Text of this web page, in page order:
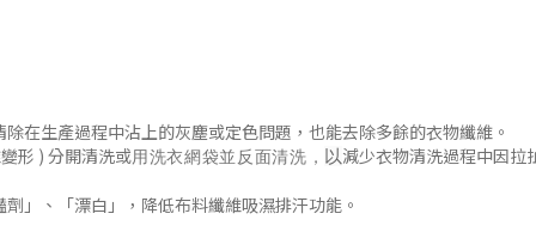
在生產過程中沾上的灰塵或定色問題 ， 也能去除多餘的衣物纖維。
形 ) 分開清洗或用洗衣網袋並 反面清洗 ， 以減少衣物清洗過程中因拉
」 、「漂白」，降低布料纖維吸濕排汗功能 。